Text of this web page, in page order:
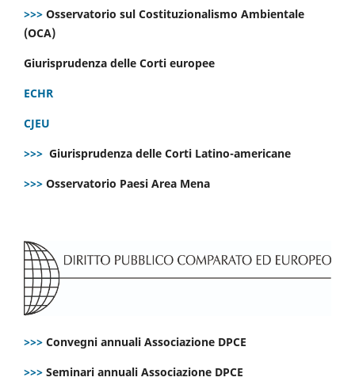
>>> Osservatorio sul Costituzionalismo Ambientale
(OCA)
Giurisprudenza delle Corti europee
ECHR
CJEU
>>> Giurisprudenza delle Corti Latino-americane
>>> Osservatorio Paesi Area Mena
>>> Convegni annuali Associazione DPCE
>>> Seminari annuali Associazione DPCE